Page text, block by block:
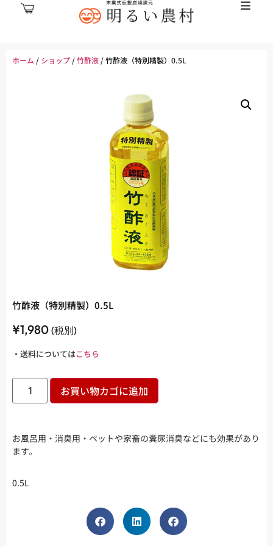
ホーム / ショップ /竹酢液 / 竹酢液（特別精製）0.5L
竹酢液（特別精製）0.5L
¥1,980 (税別)
・送料についてはこちら
お買い物カゴに追加
お風呂用・消臭用・ペットや家畜の糞尿消臭などにも効果があり
ます。
0.5L